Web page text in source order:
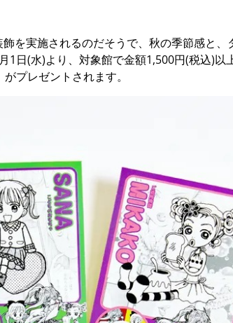
を実施されるのだそうで、秋の季節感と、
日(水)より、対象館で金額1,500円(税込)以
プレゼントされます。